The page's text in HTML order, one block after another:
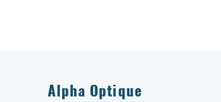
Alpha Optique